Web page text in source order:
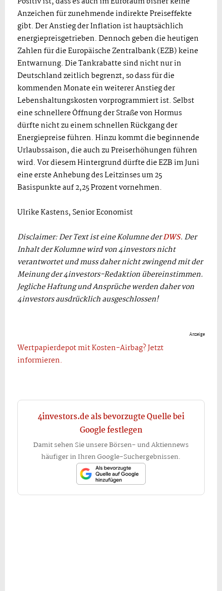
Anzeichen für zunehmende indirekte Preiseffekte
gibt. Der Anstieg der Inflation ist hauptsächlich
energiepreisgetrieben. Dennoch geben die heutigen
Zahlen für die Europäische Zentralbank (EZB) keine
Entwarnung. Die Tankrabatte sind nicht nur in
Deutschland zeitlich begrenzt, so dass für die
kommenden Monate ein weiterer Anstieg der
Lebenshaltungskosten vorprogrammiert ist. Selbst
eine schnellere Öffnung der Straße von Hormus
dürfte nicht zu einem schnellen Rückgang der
Energiepreise führen. Hinzu kommt die beginnende
Urlaubssaison, die auch zu Preiserhöhungen führen
wird. Vor diesem Hintergrund dürfte die EZB im Juni
eine erste Anhebung des Leitzinses um 25
Basispunkte auf 2,25 Prozent vornehmen.
Ulrike Kastens, Senior Economist
Disclaimer: Der Text ist eine Kolumne derDWS. Der
Inhalt der Kolumne wird von 4investors nicht
verantwortet und muss daher nicht zwingend mit der
Meinung der 4investors-Redaktion übereinstimmen.
Jegliche Haftung und Ansprüche werden daher von
4investors ausdrücklich ausgeschlossen!
Anzeige
Wertpapierdepot mit Kosten-Airbag? Jetzt
informieren.
4investors.de als bevorzugte Quelle bei
Google festlegen
Damit sehen Sie unsere Börsen- und Aktiennews
häufiger in Ihren Google-Suchergebnissen.